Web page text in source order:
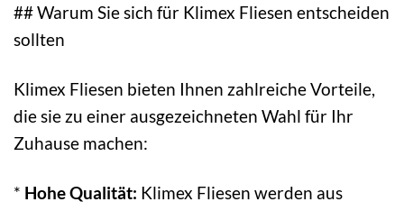
## Warum Sie sich für Klimex Fliesen entscheiden
sollten
Klimex Fliesen bieten Ihnen zahlreiche Vorteile,
die sie zu einer ausgezeichneten Wahl für Ihr
Zuhause machen:
* Hohe Qualität: Klimex Fliesen werden aus